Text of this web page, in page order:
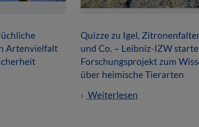
Artenvielfalt
Quizze zu Igel,
und Co. – Leibniz-IZW
Forschungsprojekt zum
über heimische Tierarten
Weiterlesen